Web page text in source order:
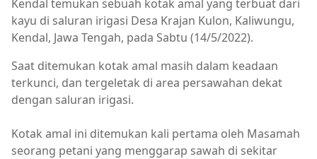
Kendal temukan sebuah kotak amal yang terbuat dari
kayu di saluran irigasi Desa Krajan Kulon, Kaliwungu,
Kendal, Jawa Tengah, pada Sabtu (14/5/2022).
Saat ditemukan kotak amal masih dalam keadaan
terkunci, dan tergeletak di area persawahan dekat
dengan saluran irigasi.
Kotak amal ini ditemukan kali pertama oleh Masamah
seorang petani yang menggarap sawah di sekitar